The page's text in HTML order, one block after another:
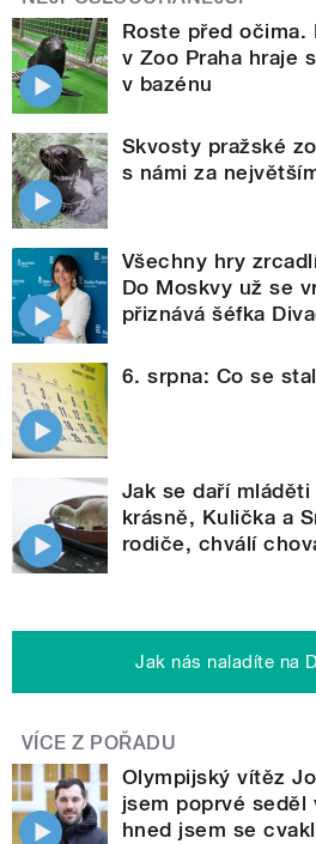
Roste před očima.
v Zoo Praha hraje
v bazénu
Skvosty pražské
s námi za
Všechny hry
Do Moskvy už se
přiznává šéfka
6. srpna: Co se
Jak se daří
krásně, Kulička a
rodiče, chválí
Jak nás naladíte na
VÍCE Z POŘADU
Olympijský vítěz
jsem poprvé
hned jsem se cvakl